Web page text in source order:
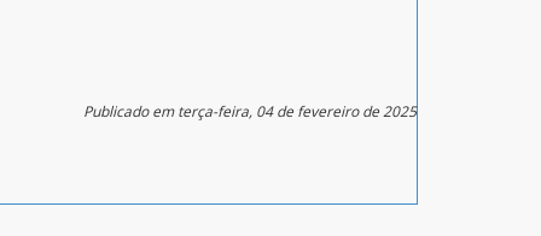
Publicado em terça-feira, 04 de fevereiro de 2025